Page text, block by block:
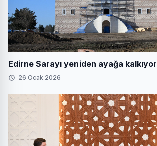
Edirne Sarayı yeniden ayağa kalkıyor
26 Ocak 2026